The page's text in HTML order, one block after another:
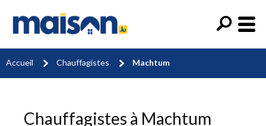
Accueil Chauffagistes Machtum
Chauffagistes à Machtum